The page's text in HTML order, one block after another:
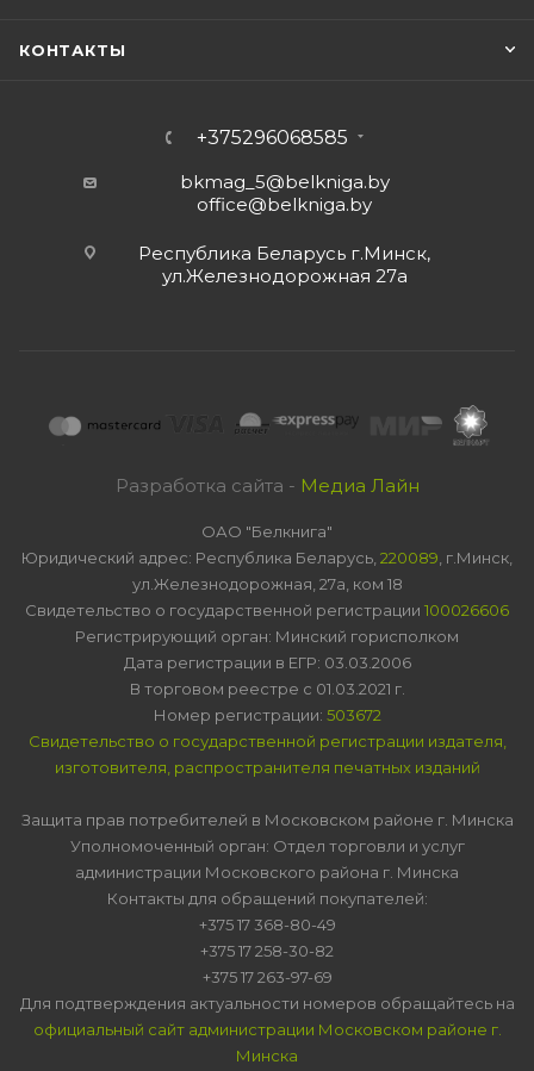
КОНТАКТЫ
+375296068585
bkmag_5@belkniga.by
office@belkniga.by
Республика Беларусь г.Минск,
ул.Железнодорожная 27а
Разработка сайта - Медиа Лайн
ОАО "Белкнига"
Юридический адрес: Республика Беларусь, 220089 , г.Минск,
ул.Железнодорожная, 27а, ком 18
Свидетельство о государственной регистрации 100026606
Регистрирующий орган: Минский горисполком
Дата регистрации в ЕГР: 03.03.2006
В торговом реестре с 01.03.2021 г.
Номер регистрации: 503672
Свидетельство о государственной регистрации издателя,
изготовителя, распространителя печатных изданий
Защита прав потребителей в Московском районе г. Минска
Уполномоченный орган: Отдел торговли и услуг
администрации Московского района г. Минска
Контакты для обращений покупателей:
+375 17 368-80-49
+375 17 258-30-82
+375 17 263-97-69
Для подтверждения актуальности номеров обращайтесь на
официальный сайт администрации Московском районе г.
Минска